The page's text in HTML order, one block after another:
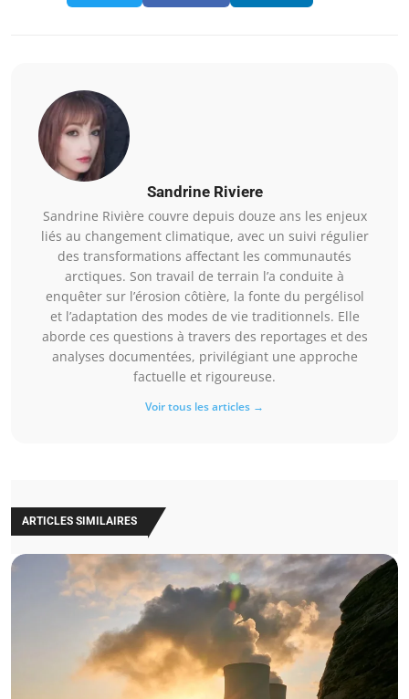
Sandrine Riviere
Sandrine Rivière couvre depuis douze ans les enjeux
liés au changement climatique, avec un suivi régulier
des transformations affectant les communautés
arctiques. Son travail de terrain l’a conduite à
enquêter sur l’érosion côtière, la fonte du pergélisol
et l’adaptation des modes de vie traditionnels. Elle
aborde ces questions à travers des reportages et des
analyses documentées, privilégiant une approche
factuelle et rigoureuse.
Voir tous les articles →
ARTICLES SIMILAIRES